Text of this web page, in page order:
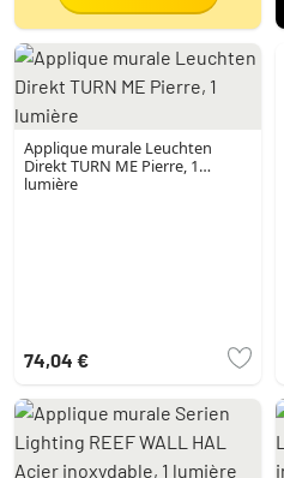
Applique murale Leuchten
Direkt TURN ME Pierre, 1
lumière
74,04 €